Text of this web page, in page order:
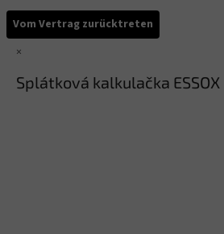
Vom Vertrag zurücktreten
×
Splátková kalkulačka ESSOX